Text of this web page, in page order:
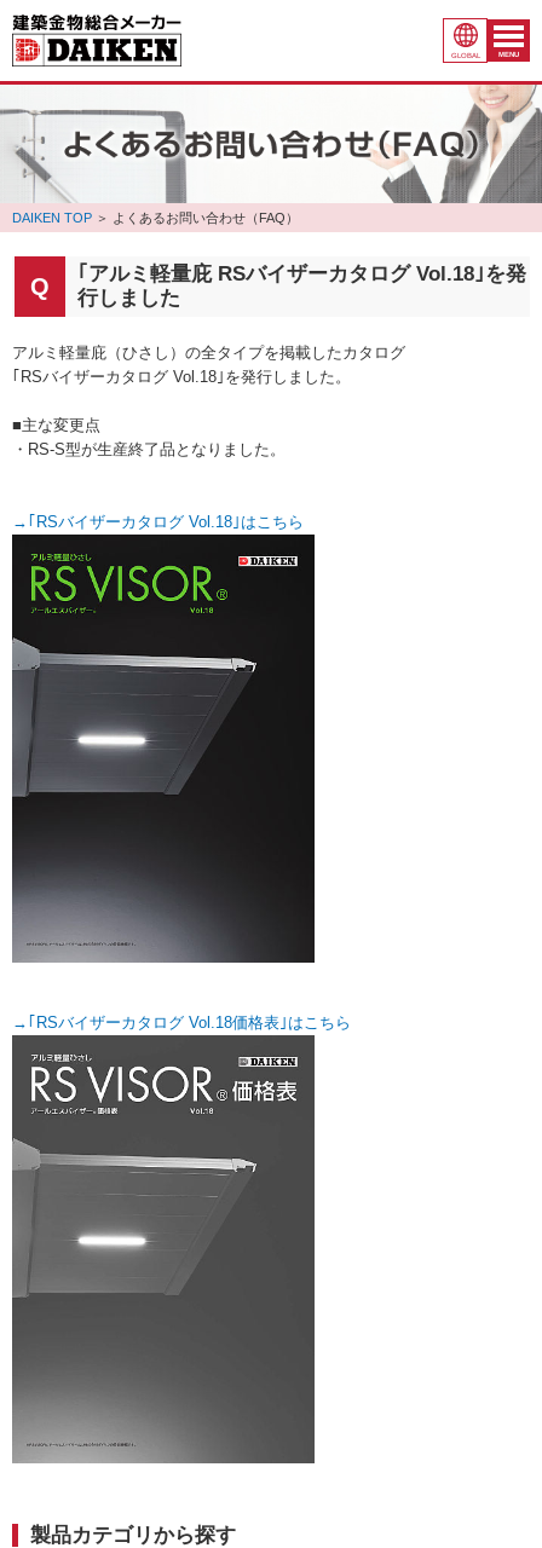
GLOBAL MENU
DAIKEN TOP ＞ よくあるお問い合わせ（FAQ）
｢アルミ軽量庇 RSバイザーカタログ Vol.18｣を発
行しました
アルミ軽量庇（ひさし）の全タイプを掲載したカタログ
｢RSバイザーカタログ Vol.18｣を発行しました。
■主な変更点
・RS-S型が生産終了品となりました。
→｢RSバイザーカタログ Vol.18｣はこちら
→｢RSバイザーカタログ Vol.18価格表｣はこちら
製品カテゴリから探す